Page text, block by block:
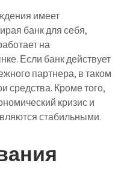
имеет
банк для себя,
на
Если банк действует
партнера, в таком
средства. Кроме того,
кризис и
стабильными.